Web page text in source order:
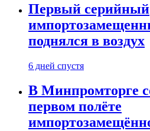
Первый серийный
поднялся в воздух
6 дней спустя
В Минпромторге
первом полёте